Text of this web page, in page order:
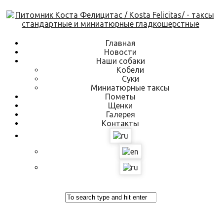
Skip
to
content
Главная
Новости
Наши собаки
Кобели
Суки
Миниатюрные таксы
Пометы
Щенки
Галерея
Контакты